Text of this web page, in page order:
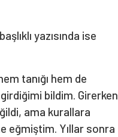
yazısında ise
tanığı hem de
bildim. Girerken
ama kurallara
eğmiştim. Yıllar sonra